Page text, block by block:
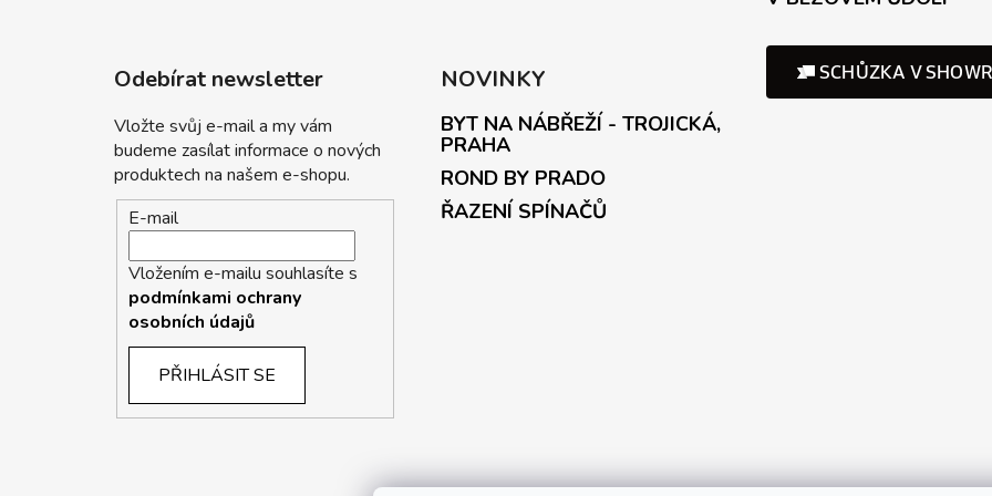
Odebírat newsletter
Vložte svůj e-mail a my vám
budeme zasílat informace o nových
produktech na našem e-shopu.
E-mail
Vložením e-mailu souhlasíte s
podmínkami ochrany
osobních údajů
PŘIHLÁSIT SE
NOVINKY
BYT NA NÁBŘEŽÍ - TROJICKÁ,
PRAHA
ROND BY PRADO
ŘAZENÍ SPÍNAČŮ